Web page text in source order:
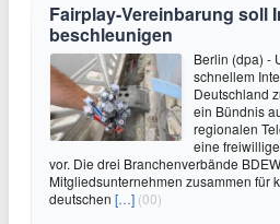
Fairplay-Vereinbarung soll
beschleunigen
Berlin (dpa) -
schnellem
Deutschland
ein Bündnis
regionalen
eine
vor. Die drei Branchenverbände
Mitgliedsunternehmen zusammen für
deutschen […] (00)